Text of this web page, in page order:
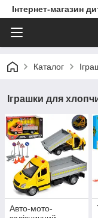
Інтернет-магазин
Каталог
Іграшки для
Авто-мото-